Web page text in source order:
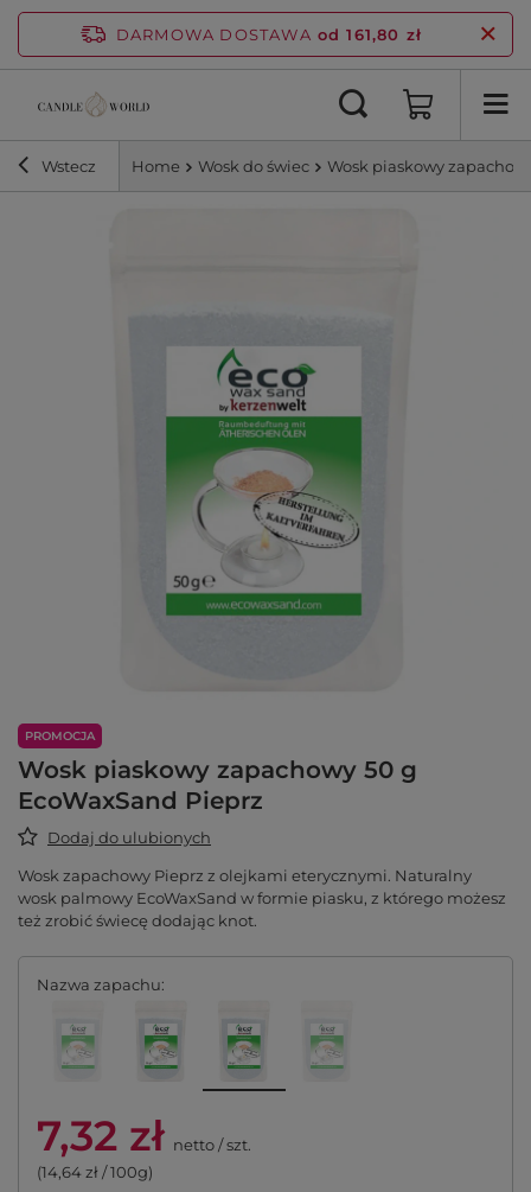
DARMOWA DOSTAWA od 161,80 zł
Wstecz Home Wosk do świec Wosk piaskowy
PROMOCJA
Wosk piaskowy zapachowy 50 g
EcoWaxSand Pieprz
Dodaj do ulubionych
Wosk zapachowy Pieprz z olejkami eterycznymi. Naturalny
wosk palmowy EcoWaxSand w formie piasku, z którego możesz
też zrobić świecę dodając knot.
Nazwa zapachu
7,32 zł netto/szt.
(14,64 zł / 100g)